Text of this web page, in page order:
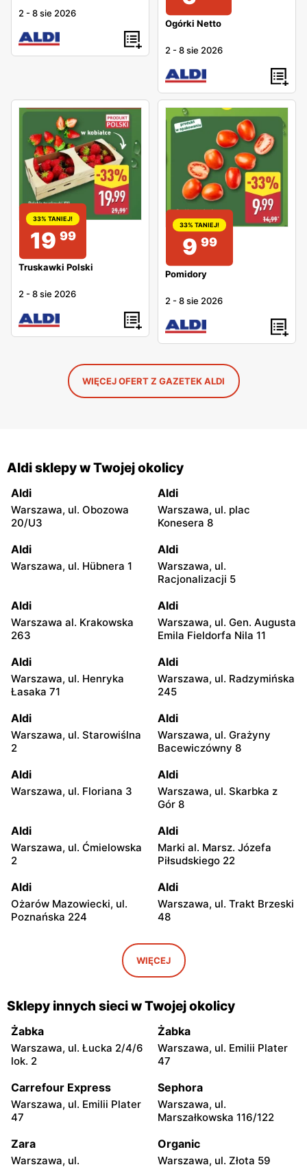
2 -8 sie 2026
Ogórki Netto
2 -8 sie 2026
33% TANIEJ!
19 99
Truskawki Polski
2 -8 sie 2026
33% TANIEJ!
9 99
Pomidory
2 -8 sie 2026
WIĘCEJ OFERT Z GAZETEK ALDI
Aldi sklepy w Twojej okolicy
Aldi
Warszawa, ul. Obozowa
20/U3
Aldi
Warszawa, ul. plac
Konesera 8
Aldi
Warszawa, ul. Hübnera 1
Aldi
Warszawa, ul.
Racjonalizacji 5
Aldi
Warszawa al. Krakowska
263
Aldi
Warszawa, ul. Gen. Augusta
Emila Fieldorfa Nila 11
Aldi
Warszawa, ul. Henryka
Łasaka 71
Aldi
Warszawa, ul. Radzymińska
245
Aldi
Warszawa, ul. Starowiślna
2
Aldi
Warszawa, ul. Grażyny
Bacewiczówny 8
Aldi
Warszawa, ul. Floriana 3
Aldi
Warszawa, ul. Skarbka z
Gór 8
Aldi
Warszawa, ul. Ćmielowska
2
Aldi
Marki al. Marsz. Józefa
Piłsudskiego 22
Aldi
Ożarów Mazowiecki, ul.
Poznańska 224
Aldi
Warszawa, ul. Trakt Brzeski
48
Stara Iwiczna, ul. Nowa 4B
Aldi
Kobyłka, ul. Przyjacielska 1
Józefów, ul. Graniczna 2
Legionowo, ul. Jagiellońska
Aldi
Wołomin, ul. Mikołaja Reja
Aldi
Radzymin, ul. Wołomińska 5
Aldi
Milanówek, ul. Królewska
Aldi
Grodzisk Mazowiecki, ul.
Aldi Aldi
WIĘCEJ
Sklepy innych sieci w Twojej okolicy
Żabka
Warszawa, ul. Łucka 2/4/6
lok. 2
Żabka
Warszawa, ul. Emilii Plater
47
Carrefour Express
Warszawa, ul. Emilii Plater
47
Sephora
Warszawa, ul.
Marszałkowska 116/122
Zara
Warszawa, ul.
Organic
Warszawa, ul. Złota 59